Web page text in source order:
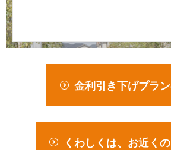
金利引き下げプラ
くわしくは、お近く